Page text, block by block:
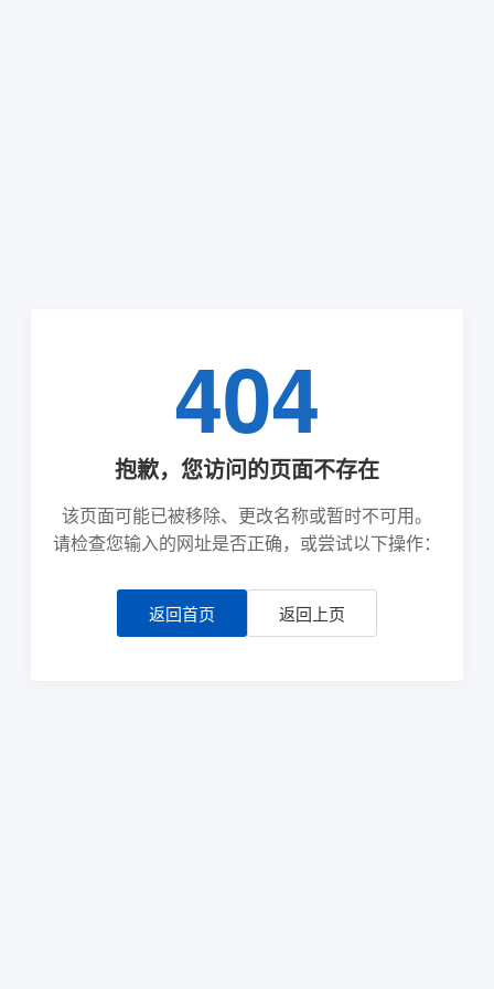
404
抱歉，您访问的页面不存在
该页面可能已被移除、更改名称或暂时不可用。
请检查您输入的网址是否正确，或尝试以下操作：
返回首页 返回上页